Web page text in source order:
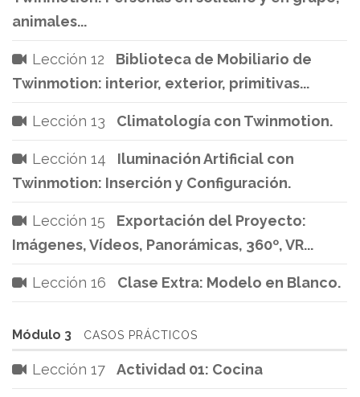
animales...
Lección 12
Biblioteca de Mobiliario de
Twinmotion: interior, exterior, primitivas...
Lección 13 Climatología con Twinmotion.
Lección 14
Iluminación Artificial con
Twinmotion: Inserción y Configuración.
Lección 15
Exportación del Proyecto:
Imágenes, Vídeos, Panorámicas, 360º, VR...
Lección 16 Clase Extra: Modelo en Blanco.
Módulo 3 CASOS PRÁCTICOS
Lección 17 Actividad 01: Cocina